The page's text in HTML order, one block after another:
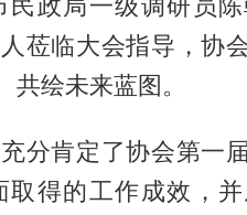
莅临大会指导，协
绘未来蓝图。
分肯定了协会第一
得的工作成效，